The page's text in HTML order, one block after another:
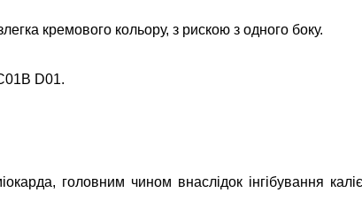
кремового кольору, з рискою з одного боку.
D01.
головним чином внаслідок інгібування